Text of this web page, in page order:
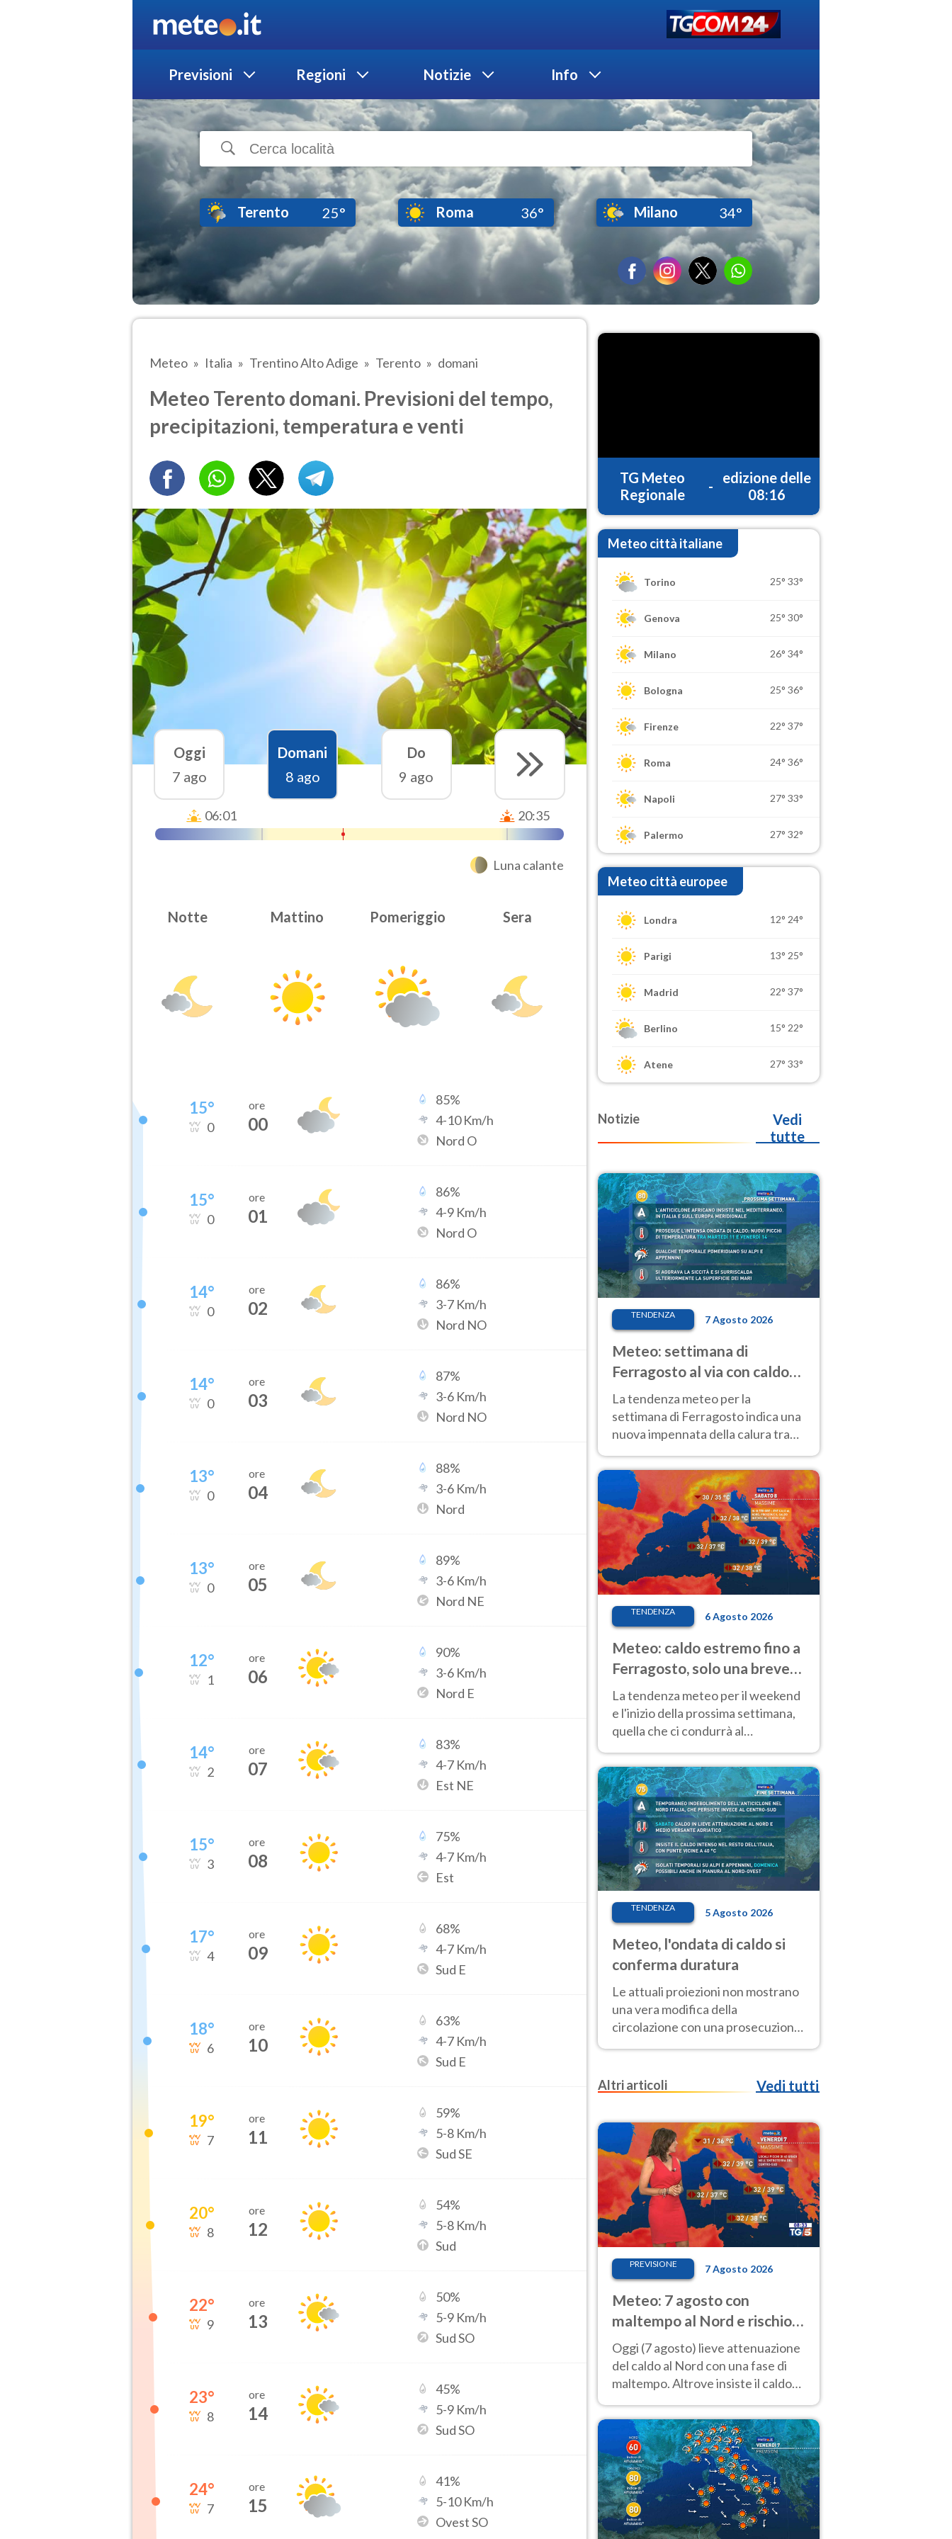
Previsioni Regioni Notizie Info
Terento 25° Roma 36° Milano 34°
Meteo Italia Trentino Alto Adige Terento domani
Meteo Terento domani. Previsioni del tempo,
precipitazioni, temperatura e venti
Oggi
7 ago
Domani
8 ago
Do
9 ago
06:01 20:35
Luna calante
Notte Mattino Pomeriggio Sera
15°
0
ore
00
85%
4-10Km/h
Nord O
15°
0
ore
01
86%
4-9 Km/h
Nord O
14°
0
ore
02
86%
3-7 Km/h
Nord NO
14°
0
ore
03
87%
3-6 Km/h
Nord NO
13°
0
ore
04
88%
3-6 Km/h
Nord
13°
0
ore
05
89%
3-6 Km/h
Nord NE
12°
1
ore
06
90%
3-6 Km/h
Nord E
14°
2
ore
07
83%
4-7 Km/h
Est NE
15°
3
ore
08
75%
4-7 Km/h
Est
17°
4
ore
09
68%
4-7 Km/h
Sud E
18°
6
ore
10
63%
4-7 Km/h
Sud E
19°
7
ore
11
59%
5-8 Km/h
Sud SE
20°
8
ore
12
54%
5-8 Km/h
Sud
22°
9
ore
13
50%
5-9 Km/h
Sud SO
23°
8
ore
14
45%
5-9 Km/h
Sud SO
24°
7
ore
15
41%
5-10Km/h
Ovest SO
TG Meteo
Regionale
-
edizione delle
08:16
Meteo città italiane
Torino 25° 33°
Genova 25° 30°
Milano 26° 34°
Bologna 25° 36°
Firenze 22° 37°
Roma 24° 36°
Napoli 27° 33°
Palermo 27° 32°
Meteo città europee
Londra 12° 24°
Parigi 13° 25°
Madrid 22° 37°
Berlino 15° 22°
Atene 27° 33°
Notizie
Vedi
tutte
TENDENZA 7 Agosto 2026
Meteo: settimana di
Ferragosto al via con caldo
intenso e qualche temporale
La tendenza meteo per la
settimana di Ferragosto indica una
nuova impennata della calura tra
anche al Nord.
TENDENZA 6 Agosto 2026
Meteo: caldo estremo fino a
Ferragosto, solo una breve
pausa. Ecco dove
La tendenza meteo per il weekend
e l'inizio della prossima settimana,
quella che ci condurrà al
temperature molto elevate
TENDENZA 5 Agosto 2026
Meteo, l'ondata di caldo si
conferma duratura
Le attuali proiezioni non mostrano
una vera modifica della
circolazione con una prosecuzione
del caldo fuori scala per molti
Ferragosto
Altri articoli Vedi tutti
PREVISIONE 7 Agosto 2026
Meteo: 7 agosto con
maltempo al Nord e rischio
nubifragi. Altrove caldo
estremo
Oggi (7 agosto) lieve attenuazione
del caldo al Nord con una fase di
maltempo. Altrove insiste il caldo
previsioni